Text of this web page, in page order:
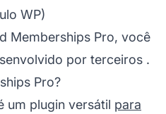
WP)
Memberships Pro, você
por terceiros .
Pro?
um plugin versátil para